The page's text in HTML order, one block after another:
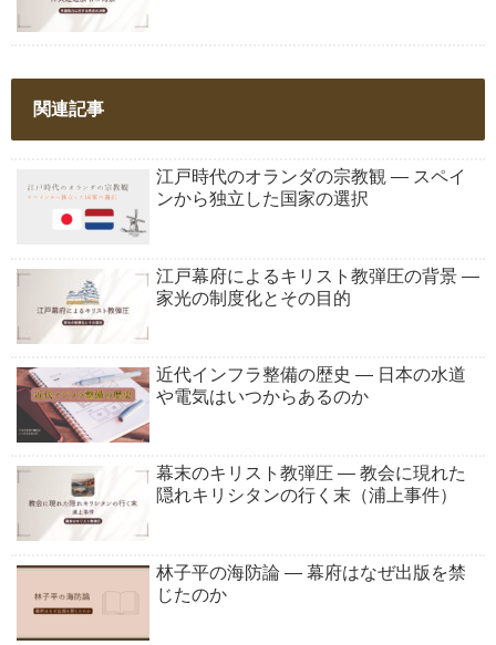
関連記事
江戸時代のオランダの宗教観 ― スペイ
ンから独立した国家の選択
江戸幕府によるキリスト教弾圧の背景 ―
家光の制度化とその目的
近代インフラ整備の歴史 ― 日本の水道
や電気はいつからあるのか
幕末のキリスト教弾圧 ― 教会に現れた
隠れキリシタンの行く末（浦上事件）
林子平の海防論 ― 幕府はなぜ出版を禁
じたのか